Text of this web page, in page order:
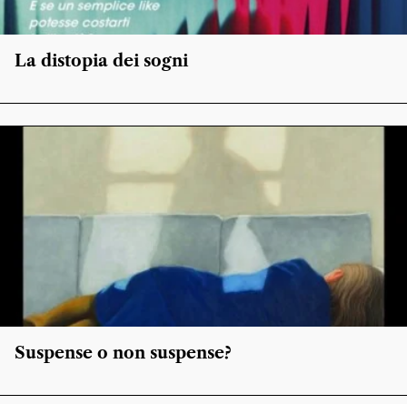
La distopia dei sogni
Suspense o non suspense?